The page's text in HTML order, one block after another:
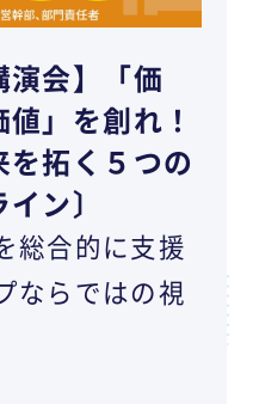
演会】「価
」を創れ！
拓く５つの
ン〕
総合的に支援
ならではの視